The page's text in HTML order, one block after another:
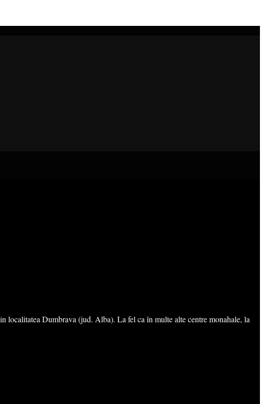
Dumbrava (jud. Alba). La fel ca în multe alte centre monahale, la